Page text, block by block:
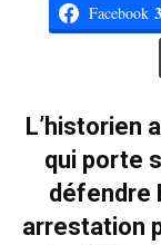
Facebook
L’historien
qui porte
défendre
arrestation